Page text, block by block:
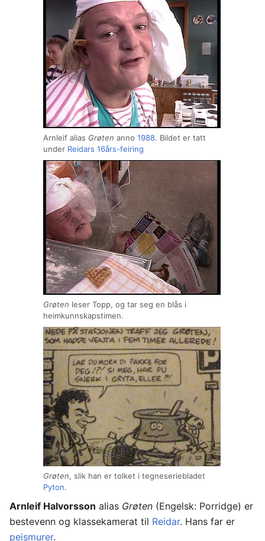
Arnleif alias Grøten anno 1988. Bildet er tatt
under Reidars 16års-feiring
Grøten leser Topp, og tar seg en blås i
heimkunnskapstimen.
Grøten, slik han er tolket i tegneseriebladet
Pyton.
Arnleif Halvorsson alias Grøten (Engelsk: Porridge) er
bestevenn og klassekamerat til Reidar. Hans far er
peismurer.